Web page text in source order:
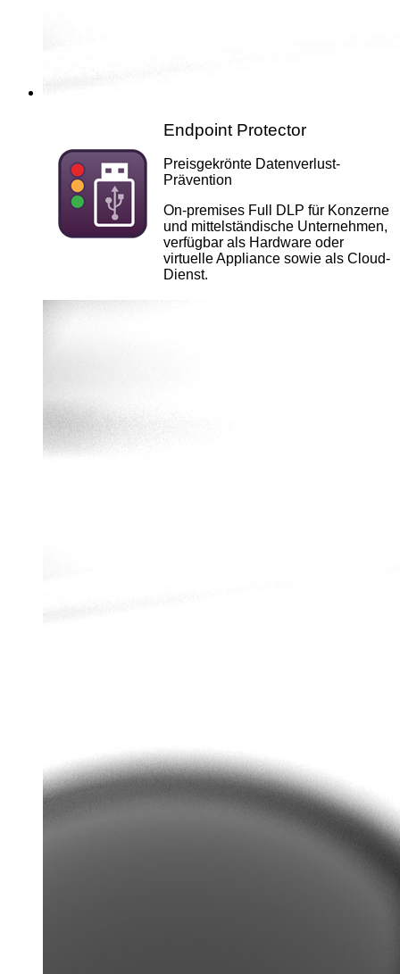
Endpoint Protector
Preisgekrönte Datenverlust-
Prävention
On-premises Full DLP für Konzerne
und mittelständische Unternehmen,
verfügbar als Hardware oder
virtuelle Appliance sowie als Cloud-
Dienst.